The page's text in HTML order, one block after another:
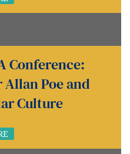
Conference:
Allan Poe and
Culture